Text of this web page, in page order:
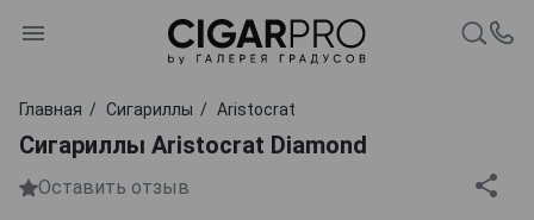
Главная Сигариллы Aristocrat
Сигариллы Aristocrat Diamond
Оставить отзыв